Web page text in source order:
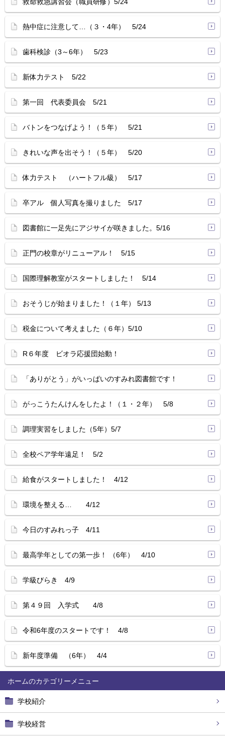
ホーム
学校紹介
学校経営
熱中症に注意して…（３・4年） 5/24
歯科検診（3～6年） 5/23
新体力テスト 5/22
第一回 代表委員会 5/21
バトンをつなげよう！（５年） 5/21
きれいな声を出そう！（５年） 5/20
体力テスト （ハートフル級） 5/17
卒アル 個人写真を撮りました 5/17
図書館に一足先にアジサイが咲きました。5/16
正門の校章がリニューアル！ 5/15
国際理解教室がスタートしました！ 5/14
おそうじが始まりました！（１年） 5/13
税金について考えました（６年）5/10
R６年度 ビオラ応援団始動！
「ありがとう」がいっぱいのすみれ図書館です！
がっこうたんけんをしたよ！（１・２年） 5/8
調理実習をしました（5年）5/7
全校ペア学年遠足！ 5/2
給食がスタートしました！ 4/12
環境を整える… 4/12
今日のすみれっ子 4/11
最高学年としての第一歩！ （6年） 4/10
学級びらき 4/9
第４９回 入学式 4/8
令和6年度のスタートです！ 4/8
新年度準備 （6年） 4/4